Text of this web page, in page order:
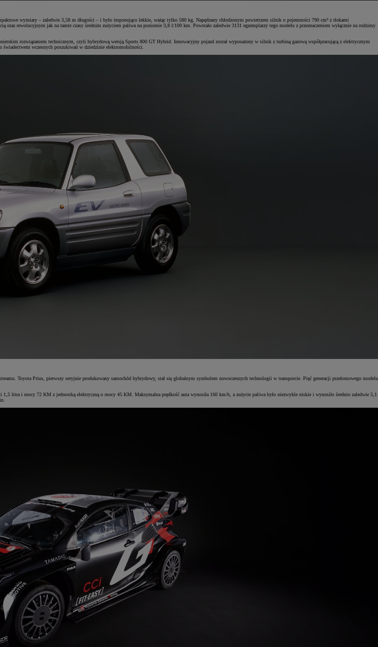
wymiary – zaledwie 3,58 m długości – i było imponująco lekkie, ważąc tylko 580 kg. Napędzany chłodzonym powietrzem silnik o pojemności 790 cm³ z tłokami
rewolucyjnym jak na tamte czasy średnim zużyciem paliwa na poziomie 3,8 l/100 km. Powstało zaledwie 3131 egzemplarzy tego modelu z przeznaczeniem wyłącznie na rodzimy
rozwiązaniem technicznym, czyli hybrydową wersją Sports 800 GT Hybrid. Innowacyjny pojazd został wyposażony w silnik z turbiną gazową współpracującą z elektrycznym
wczesnych poszukiwań w dziedzinie elektromobilności.
Toyota Prius, pierwszy seryjnie produkowany samochód hybrydowy, stał się globalnym symbolem nowoczesnych technologii w transporcie. Pięć generacji przełomowego modelu
1,5 litra i mocy 72 KM z jednostką elektryczną o mocy 45 KM. Maksymalna prędkość auta wynosiła 160 km/h, a zużycie paliwa było niezwykle niskie i wynosiło średnio zaledwie 5,1